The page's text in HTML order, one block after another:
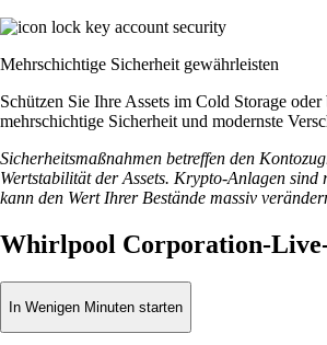
Mehrschichtige Sicherheit gewährleisten
Schützen Sie Ihre Assets im Cold Storage
mehrschichtige Sicherheit und modernste
Sicherheitsmaßnahmen betreffen den
Wertstabilität der Assets. Krypto-Anlagen
kann den Wert Ihrer Bestände massiv
Whirlpool Corporation-
In Wenigen Minuten starten